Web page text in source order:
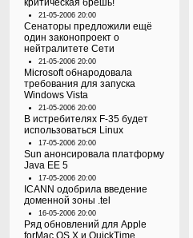
критическая брешь!
21-05-2006 20:00
Сенаторы предложили ещё
один законопроект о
нейтралитете Сети
21-05-2006 20:00
Microsoft обнародовала
требования для запуска
Windows Vista
21-05-2006 20:00
В истребителях F-35 будет
использоваться Linux
17-05-2006 20:00
Sun анонсировала платформу
Java EE 5
17-05-2006 20:00
ICANN одобрила введение
доменной зоны .tel
16-05-2006 20:00
Ряд обновлений для Apple
forMac OS X и QuickTime